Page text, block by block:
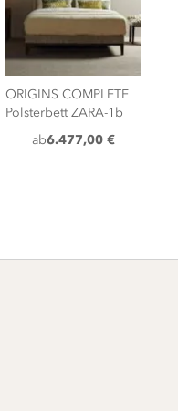
ORIGINS COMPLETE
Polsterbett ZARA-1b
ab6.477,00 €